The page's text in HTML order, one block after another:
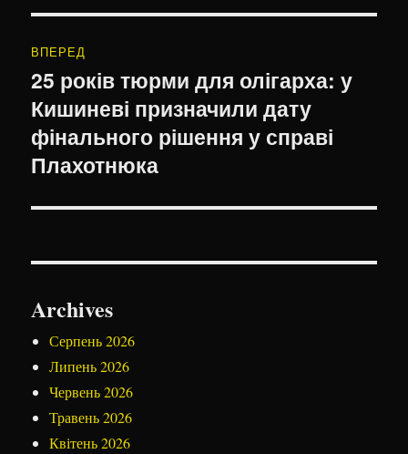
ВПЕРЕД
Наступний
запис:
25 років тюрми для олігарха: у
Кишиневі призначили дату
фінального рішення у справі
Плахотнюка
Archives
Серпень 2026
Липень 2026
Червень 2026
Травень 2026
Квітень 2026